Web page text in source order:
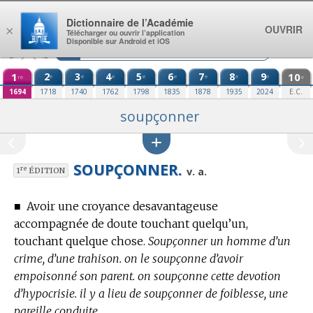
Aller au contenu
1 re
1694
2e
1718
3e
1740
4e
1762
5e
1798
6e
1835
7e
1878
8e
1935
9e
2024
10e
E.C.
soupçonner
1reÉDITION SOUPÇONNER. v. a.
■ Avoir une croyance desavantageuse
accompagnée de doute touchant quelqu’un,
touchant quelque chose. Soupçonner un homme d’un
crime, d’une trahison. on le soupçonne d’avoir
empoisonné son parent. on soupçonne cette devotion
d’hypocrisie. il y a lieu de soupçonner de foiblesse, une
×
Dictionnaire de l’Académie
Télécharger ou ouvrir l’application
Disponible sur Android et iOS
OUVRIR